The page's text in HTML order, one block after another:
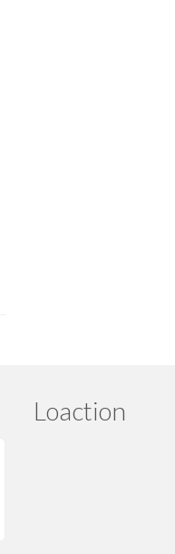
Loaction